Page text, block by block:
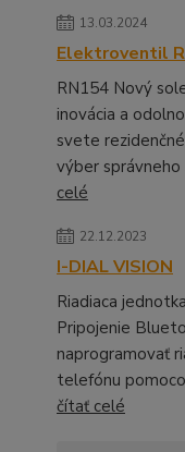
13.03.2024
Elektroventil
RN154 Nový
inovácia a
svete
výber
celé
22.12.2023
I-DIAL VISION
Riadiaca
Pripojenie
naprogramovať
telefónu
čítať celé